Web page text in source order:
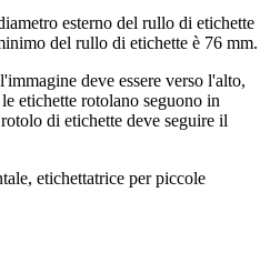
esterno del rullo di etichette
del rullo di etichette è 76 mm.
deve essere verso l'alto,
etichette rotolano seguono in
di etichette deve seguire il
etichettatrice per piccole